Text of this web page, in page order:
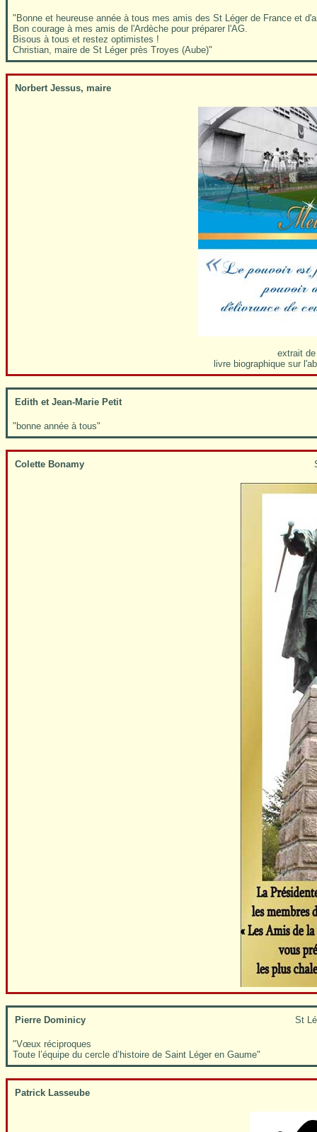
"Bonne et heureuse année à tous mes amis des St Léger de France et
Bon courage à mes amis de l'Ardèche pour préparer l'AG.
Bisous à tous et restez optimistes !
Christian, maire de St Léger près Troyes (Aube)"
Norbert Jessus, maire
extrait
livre biographique sur
Edith et Jean-Marie Petit
"bonne année à tous"
Colette Bonamy
Pierre Dominicy St
"Vœux réciproques
Toute l’équipe du cercle d’histoire de Saint Léger en Gaume"
Patrick Lasseube